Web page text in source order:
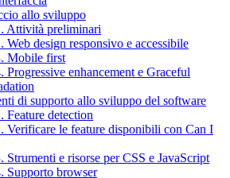
allo sviluppo
Attività preliminari
Web design responsivo e accessibile
Mobile first
Progressive enhancement e Graceful
di supporto allo sviluppo del software
Feature detection
Verificare le feature disponibili con Can I
Strumenti e risorse per CSS e JavaScript
Supporto browser